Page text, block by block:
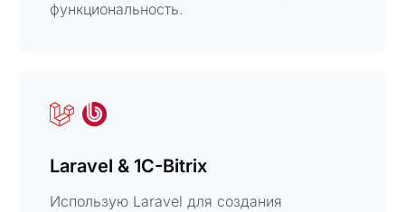
функциональность.
Laravel & 1C-Bitrix
Использую Laravel для создания